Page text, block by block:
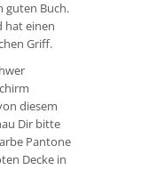
guten Buch.
hat einen
Griff.
diesem
Dir bitte
Pantone
Decke in